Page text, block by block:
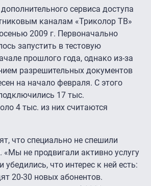
сервиса доступа
каналам «Триколор ТВ»
2009 г. Первоначально
запустить в тестовую
прошлого года, однако из-за
разрешительных документов
на начало февраля. С этого
17 тыс.
4 тыс. из них считаются
что специально не спешили
«Мы не продвигали активно услугу
убедились, что интерес к ней есть:
20-30 новых абонентов.